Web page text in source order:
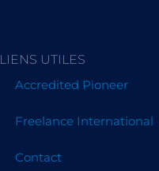
LIENS UTILES
Accredited Pioneer
Freelance International
Contact